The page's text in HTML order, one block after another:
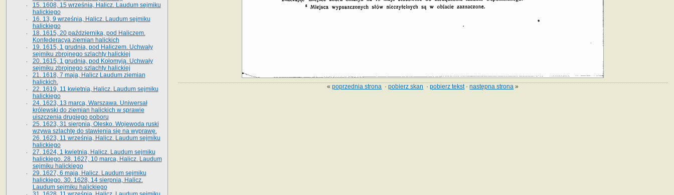
«poprzednia strona ·pobierz skan ·pobierz tekst·następna strona »
15. 1608, 15 września, Halicz. Laudum sejmiku
halickiego
16. 13, 9 września, Halicz. Laudum sejmiku
halickiego
18. 1615, 20 października, pod Haliczem.
Konfederacya ziemian halickich
19. 1615, 1 grudnia, pod Haliczem. Uchwały
sejmiku zbrojnego szlachty halickiej
20. 1615, 1 grudnia, pod Kołomyją. Uchwały
sejmiku zbrojnego szlachty halickiej
21. 1618, 7 maja, Halicz Laudum ziemian
halickich.
22. 1619, 11 kwietnia, Halicz. Laudum sejmiku
halickiego
24. 1623, 13 marca, Warszawa. Uniwersał
królewski do ziemian halickich w sprawie
uiszczenia drugiego poboru
25. 1623, 31 sierpnia, Olesko. Wojewoda ruski
wzywa szlachtę do stawienia się na wyprawę.
26. 1623, 11 września, Halicz. Laudum sejmiku
halickiego
27. 1624, 1 kwietnia, Halicz. Laudum sejmiku
halickiego. 28. 1627, 10 marca, Halicz. Laudum
sejmiku halickiego
29. 1627, 6 maja, Halicz. Laudum sejmiku
halickiego. 30. 1628, 14 sierpnia, Halicz.
Laudum sejmiku halickiego